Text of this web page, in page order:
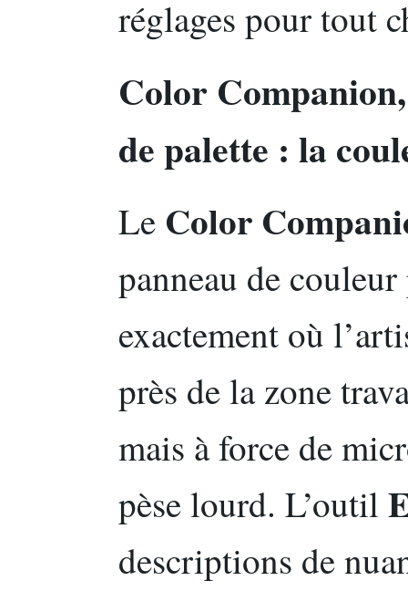
réglages pour tout
Color
de palette : la
Le Color
panneau de
exactement où
près de la zone
mais à force de
pèse lourd. L’outil
descriptions de